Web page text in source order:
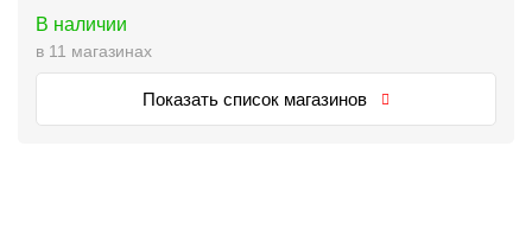
В наличии
в 11 магазинах
Показать список магазинов